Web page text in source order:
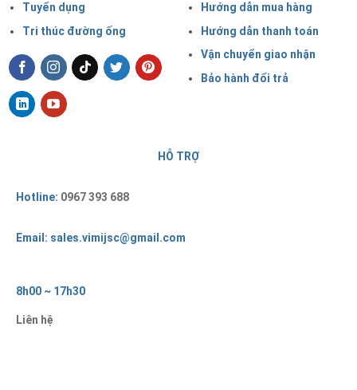
Tuyển dụng
Tri thúc đường ống
Hướng dẫn mua hàng
Hướng dẫn thanh toán
Vận chuyển giao nhận
Bảo hành đổi trả
HỖ TRỢ
Hotline: 0967 393 688
Email: sales.vimijsc@gmail.com
8h00 ~ 17h30
Liên hệ